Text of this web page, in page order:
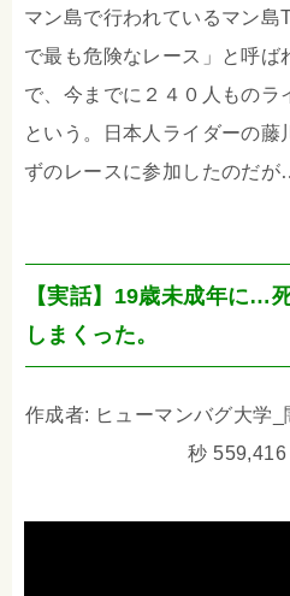
マン島で行われているマン島
で最も危険なレース」と呼ば
で、今までに２４０人ものラ
という。日本人ライダーの藤
ずのレースに参加したのだ
【実話】19歳未成年に…
しまくった。
作成者: ヒューマンバグ大学
秒 559,416